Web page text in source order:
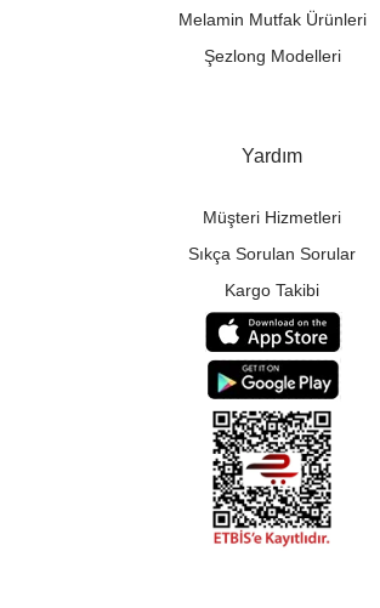
Melamin Mutfak Ürünleri
Şezlong Modelleri
Yardım
Müşteri Hizmetleri
Sıkça Sorulan Sorular
Kargo Takibi